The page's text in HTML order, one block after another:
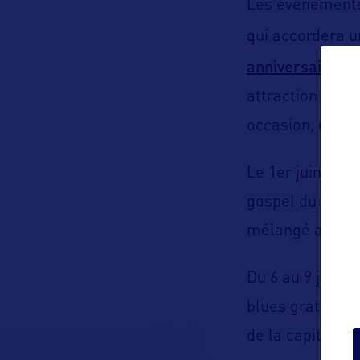
Les
qui accordera
anniversaire
attraction du
occasion, de
Le 1 er juin,
gospel du
mélangé au
Du 6 au 9 juin
blues gratuit
de la capitale